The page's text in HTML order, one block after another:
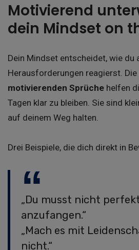
Motivierend
dein Mindset on
Dein Mindset entscheidet, wie du
Herausforderungen reagierst.
motivierenden Sprüche helfen
Tagen klar zu bleiben. Sie sind
auf deinem Weg halten.
Drei Beispiele, die dich direkt in
„Du musst nicht
anzufangen.“
„Mach es mit
nicht.“